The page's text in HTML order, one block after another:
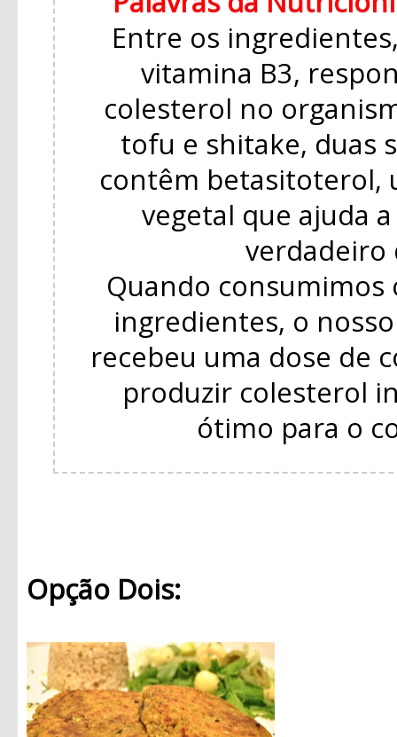
Entre os
vitamina B3,
colesterol no
tofu e shitake, duas
contêm betasitoterol,
vegetal que ajuda
verdadeiro
Quando consumimos
ingredientes, o
recebeu uma dose de
produzir colesterol
ótimo para o
Opção Dois: